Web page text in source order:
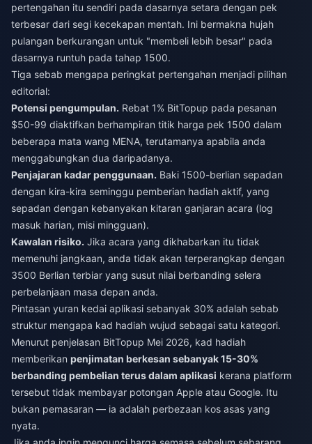
pertengahan itu sendiri pada dasarnya setara dengan pek
terbesar dari segi kecekapan mentah. Ini bermakna hujah
pulangan berkurangan untuk "membeli lebih besar" pada
dasarnya runtuh pada tahap 1500.
Tiga sebab mengapa peringkat pertengahan menjadi pilihan
editorial:
Potensi pengumpulan. Rebat 1% BitTopup pada pesanan
$50-99 diaktifkan berhampiran titik harga pek 1500 dalam
beberapa mata wang MENA, terutamanya apabila anda
menggabungkan dua daripadanya.
Penjajaran kadar penggunaan. Baki 1500-berlian sepadan
dengan kira-kira seminggu pemberian hadiah aktif, yang
sepadan dengan kebanyakan kitaran ganjaran acara (log
masuk harian, misi mingguan).
Kawalan risiko. Jika acara yang dikhabarkan itu tidak
memenuhi jangkaan, anda tidak akan terperangkap dengan
3500 Berlian terbiar yang susut nilai berbanding selera
perbelanjaan masa depan anda.
Pintasan yuran kedai aplikasi sebanyak 30% adalah sebab
struktur mengapa kad hadiah wujud sebagai satu kategori.
Menurut penjelasan BitTopup Mei 2026, kad hadiah
memberikan penjimatan berkesan sebanyak 15-30%
berbanding pembelian terus dalam aplikasi kerana platform
tersebut tidak membayar potongan Apple atau Google. Itu
bukan pemasaran — ia adalah perbezaan kos asas yang
nyata.